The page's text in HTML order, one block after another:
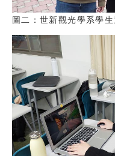
圖二：世新觀光學系學